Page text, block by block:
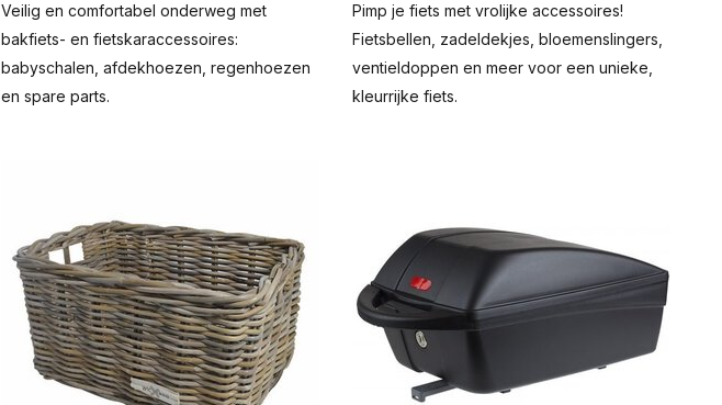
Veilig en comfortabel onderweg met
bakfiets- en fietskaraccessoires:
babyschalen, afdekhoezen, regenhoezen
en spare parts.
Pimp je fiets met vrolijke accessoires!
Fietsbellen, zadeldekjes, bloemenslingers,
ventieldoppen en meer voor een unieke,
kleurrijke fiets.